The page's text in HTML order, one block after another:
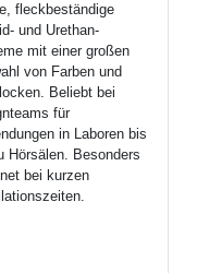
fleckbeständige
und Urethan-
mit einer großen
von Farben und
Beliebt bei
für
in Laboren bis
Hörsälen. Besonders
bei kurzen